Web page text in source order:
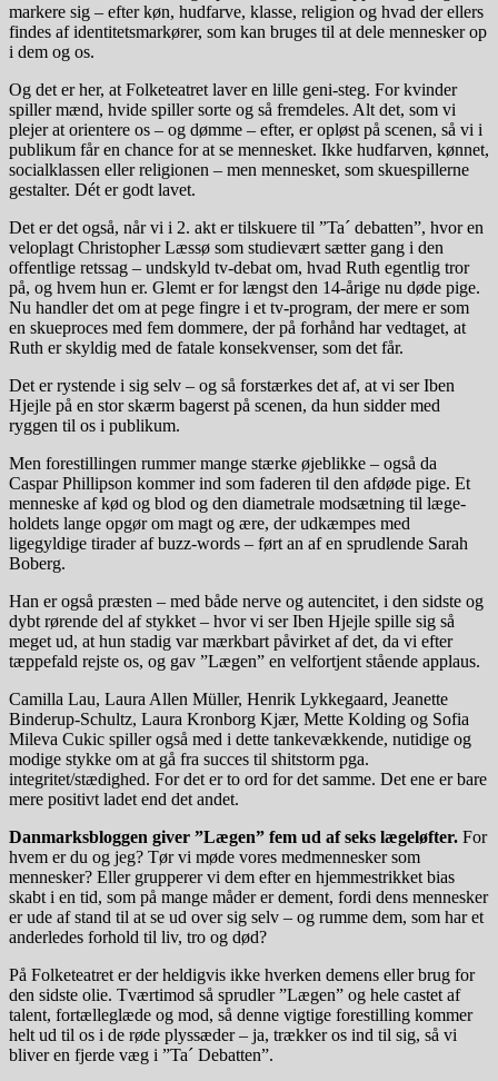
markere sig – efter køn, hudfarve, klasse, religion og hvad der ellers
findes af identitetsmarkører, som kan bruges til at dele mennesker op
i dem og os.
Og det er her, at Folketeatret laver en lille geni-steg. For kvinder
spiller mænd, hvide spiller sorte og så fremdeles. Alt det, som vi
plejer at orientere os – og dømme – efter, er opløst på scenen, så vi i
publikum får en chance for at se mennesket. Ikke hudfarven, kønnet,
socialklassen eller religionen – men mennesket, som skuespillerne
gestalter. Dét er godt lavet.
Det er det også, når vi i 2. akt er tilskuere til ”Ta´ debatten”, hvor en
veloplagt Christopher Læssø som studievært sætter gang i den
offentlige retssag – undskyld tv-debat om, hvad Ruth egentlig tror
på, og hvem hun er. Glemt er for længst den 14-årige nu døde pige.
Nu handler det om at pege fingre i et tv-program, der mere er som
en skueproces med fem dommere, der på forhånd har vedtaget, at
Ruth er skyldig med de fatale konsekvenser, som det får.
Det er rystende i sig selv – og så forstærkes det af, at vi ser Iben
Hjejle på en stor skærm bagerst på scenen, da hun sidder med
ryggen til os i publikum.
Men forestillingen rummer mange stærke øjeblikke – også da
Caspar Phillipson kommer ind som faderen til den afdøde pige. Et
menneske af kød og blod og den diametrale modsætning til læge-
holdets lange opgør om magt og ære, der udkæmpes med
ligegyldige tirader af buzz-words – ført an af en sprudlende Sarah
Boberg.
Han er også præsten – med både nerve og autencitet, i den sidste og
dybt rørende del af stykket – hvor vi ser Iben Hjejle spille sig så
meget ud, at hun stadig var mærkbart påvirket af det, da vi efter
tæppefald rejste os, og gav ”Lægen” en velfortjent stående applaus.
Camilla Lau, Laura Allen Müller, Henrik Lykkegaard, Jeanette
Binderup-Schultz, Laura Kronborg Kjær, Mette Kolding og Sofia
Mileva Cukic spiller også med i dette tankevækkende, nutidige og
modige stykke om at gå fra succes til shitstorm pga.
integritet/stædighed. For det er to ord for det samme. Det ene er bare
mere positivt ladet end det andet.
Danmarksbloggen giver ”Lægen” fem ud af seks lægeløfter. For
hvem er du og jeg? Tør vi møde vores medmennesker som
mennesker? Eller grupperer vi dem efter en hjemmestrikket bias
skabt i en tid, som på mange måder er dement, fordi dens mennesker
er ude af stand til at se ud over sig selv – og rumme dem, som har et
anderledes forhold til liv, tro og død?
På Folketeatret er der heldigvis ikke hverken demens eller brug for
den sidste olie. Tværtimod så sprudler ”Lægen” og hele castet af
talent, fortælleglæde og mod, så denne vigtige forestilling kommer
helt ud til os i de røde plyssæder – ja, trækker os ind til sig, så vi
bliver en fjerde væg i ”Ta´ Debatten”.